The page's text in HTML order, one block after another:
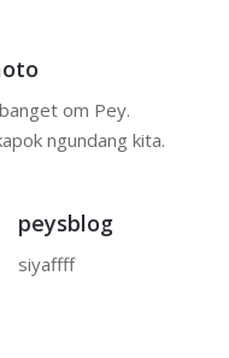
om Pey.
ngundang kita.
peysblog
siyaffff